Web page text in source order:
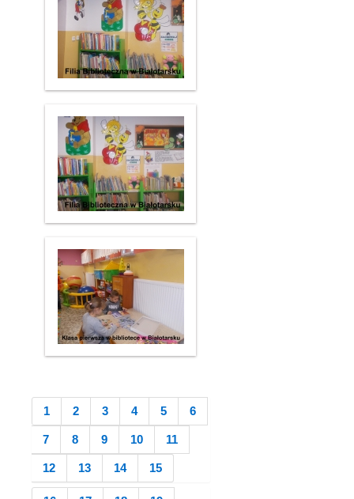
1 2 3 4 5 6
7 8 9 10 11
12 13 14 15